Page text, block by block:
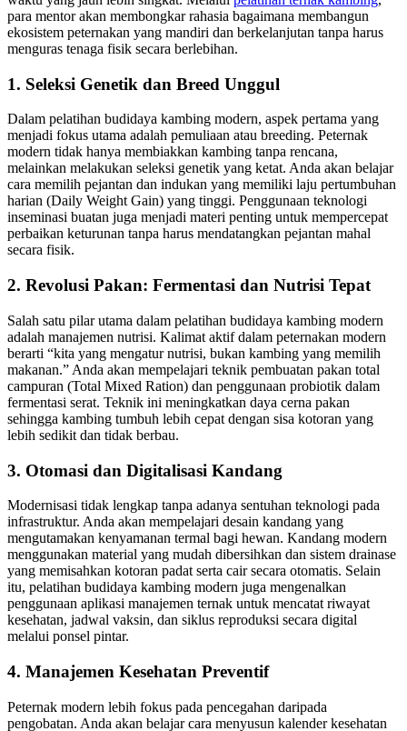
para mentor akan membongkar rahasia bagaimana membangun
ekosistem peternakan yang mandiri dan berkelanjutan tanpa harus
menguras tenaga fisik secara berlebihan.
1. Seleksi Genetik dan Breed Unggul
Dalam pelatihan budidaya kambing modern, aspek pertama yang
menjadi fokus utama adalah pemuliaan atau breeding. Peternak
modern tidak hanya membiakkan kambing tanpa rencana,
melainkan melakukan seleksi genetik yang ketat. Anda akan belajar
cara memilih pejantan dan indukan yang memiliki laju pertumbuhan
harian (Daily Weight Gain) yang tinggi. Penggunaan teknologi
inseminasi buatan juga menjadi materi penting untuk mempercepat
perbaikan keturunan tanpa harus mendatangkan pejantan mahal
secara fisik.
2. Revolusi Pakan: Fermentasi dan Nutrisi Tepat
Salah satu pilar utama dalam pelatihan budidaya kambing modern
adalah manajemen nutrisi. Kalimat aktif dalam peternakan modern
berarti “kita yang mengatur nutrisi, bukan kambing yang memilih
makanan.” Anda akan mempelajari teknik pembuatan pakan total
campuran (Total Mixed Ration) dan penggunaan probiotik dalam
fermentasi serat. Teknik ini meningkatkan daya cerna pakan
sehingga kambing tumbuh lebih cepat dengan sisa kotoran yang
lebih sedikit dan tidak berbau.
3. Otomasi dan Digitalisasi Kandang
Modernisasi tidak lengkap tanpa adanya sentuhan teknologi pada
infrastruktur. Anda akan mempelajari desain kandang yang
mengutamakan kenyamanan termal bagi hewan. Kandang modern
menggunakan material yang mudah dibersihkan dan sistem drainase
yang memisahkan kotoran padat serta cair secara otomatis. Selain
itu, pelatihan budidaya kambing modern juga mengenalkan
penggunaan aplikasi manajemen ternak untuk mencatat riwayat
kesehatan, jadwal vaksin, dan siklus reproduksi secara digital
melalui ponsel pintar.
4. Manajemen Kesehatan Preventif
Peternak modern lebih fokus pada pencegahan daripada
pengobatan. Anda akan belajar cara menyusun kalender kesehatan